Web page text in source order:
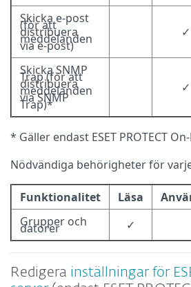
Skicka e-post
(för att
distribuera
meddelanden
via e-post)
✓
Skicka SNMP
Trap (för att
distribuera
meddelanden
via SNMP
Trap)*
✓
* Gäller endast ESET PROTECT
Nödvändiga behörigheter för
Funktionalitet Läsa
Grupper och
datorer ✓
Redigera inställningar för